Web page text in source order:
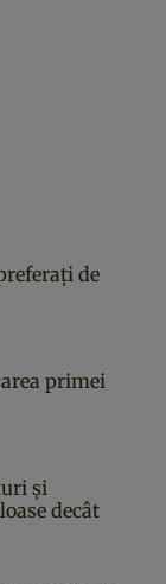
de
primei
și
decât